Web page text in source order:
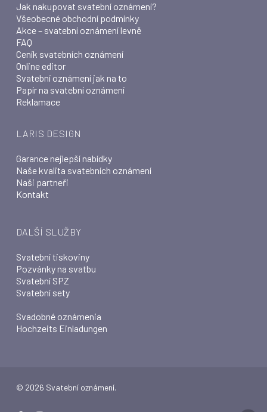
Jak nakupovat svatební oznámení?
Všeobecné obchodní podmínky
Akce – svatební oznámení levně
FAQ
Ceník svatebních oznámení
Online editor
Svatební oznámení jak na to
Papír na svatební oznámení
Reklamace
LARIS DESIGN
Garance nejlepší nabídky
Naše kvalita svatebních oznámení
Naši partneři
Kontakt
DALŠÍ SLUŽBY
Svatební tiskoviny
Pozvánky na svatbu
Svatební SPZ
Svatební sety
Svadobné oznámenia
Hochzeits Einladungen
© 2026 Svatební oznámení.